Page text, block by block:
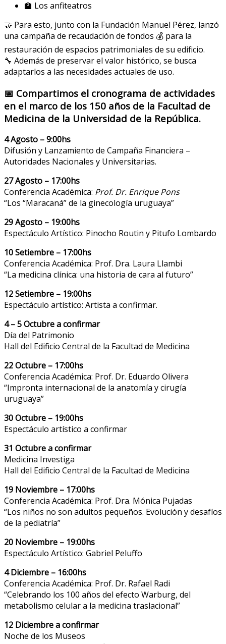
🏫 Los anfiteatros
🤝 Para esto, junto con la Fundación Manuel Pérez, lanzó
una campaña de recaudación de fondos 💰 para la
restauración de espacios patrimoniales de su edificio.
🔧 Además de preservar el valor histórico, se busca
adaptarlos a las necesidades actuales de uso.
📅 Compartimos el cronograma de actividades
en el marco de los 150 años de la Facultad de
Medicina de la Universidad de la República.
4 Agosto – 9:00hs
Difusión y Lanzamiento de Campaña Financiera –
Autoridades Nacionales y Universitarias.
27 Agosto – 17:00hs
Conferencia Académica: Prof. Dr. Enrique Pons
“Los “Maracaná” de la ginecología uruguaya”
29 Agosto – 19:00hs
Espectáculo Artístico: Pinocho Routin y Pitufo Lombardo
10 Setiembre – 17:00hs
Conferencia Académica: Prof. Dra. Laura Llambi
“La medicina clínica: una historia de cara al futuro”
12 Setiembre – 19:00hs
Espectáculo artístico: Artista a confirmar.
4 – 5 Octubre a confirmar
Día del Patrimonio
Hall del Edificio Central de la Facultad de Medicina
22 Octubre – 17:00hs
Conferencia Académica: Prof. Dr. Eduardo Olivera
“Impronta internacional de la anatomía y cirugía
uruguaya”
30 Octubre – 19:00hs
Espectáculo artístico a confirmar
31 Octubre a confirmar
Medicina Investiga
Hall del Edificio Central de la Facultad de Medicina
19 Noviembre – 17:00hs
Conferencia Académica: Prof. Dra. Mónica Pujadas
“Los niños no son adultos pequeños. Evolución y desafíos
de la pediatría”
20 Noviembre – 19:00hs
Espectáculo Artístico: Gabriel Peluffo
4 Diciembre – 16:00hs
Conferencia Académica: Prof. Dr. Rafael Radi
“Celebrando los 100 años del efecto Warburg, del
metabolismo celular a la medicina traslacional”
12 Diciembre a confirmar
Noche de los Museos